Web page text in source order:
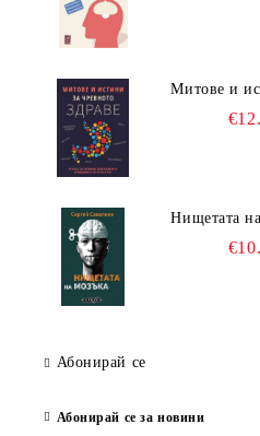
Митове и
Нищетата
Абонирай се
Абонирай се за новини